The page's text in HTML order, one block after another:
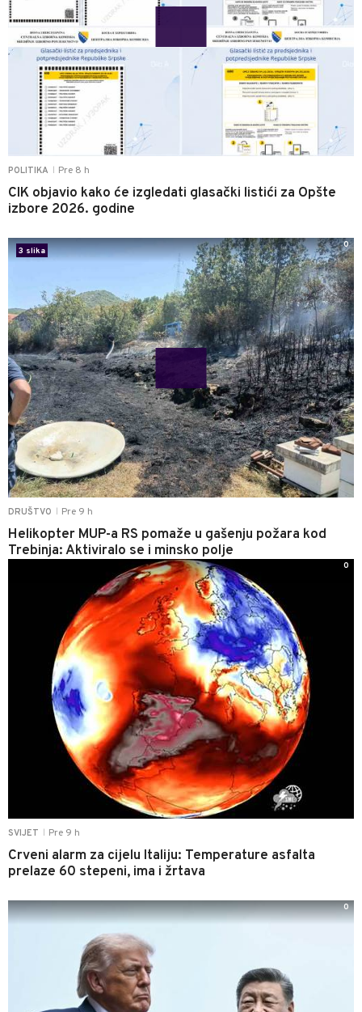
POLITIKA Pre 8 h
CIK objavio kako će izgledati glasački listići za Opšte
izbore 2026. godine
DRUŠTVO Pre 9 h
Helikopter MUP-a RS pomaže u gašenju požara kod
Trebinja: Aktiviralo se i minsko polje
3 slika
0
SVIJET Pre 9 h
Crveni alarm za cijelu Italiju: Temperature asfalta
prelaze 60 stepeni, ima i žrtava
0
0